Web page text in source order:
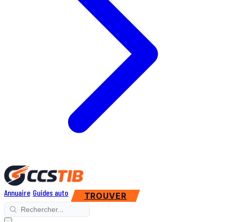
Annuaire Guides auto TROUVER